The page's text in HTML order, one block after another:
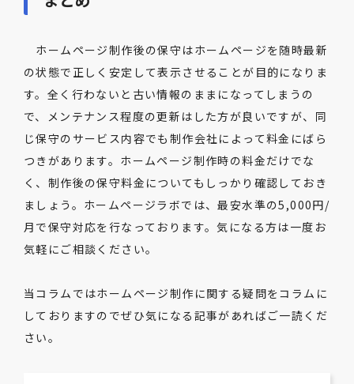
ホームページ制作後の保守はホームページを随時最新
の状態で正しく安定して表示させることが目的になりま
す。全く行わないと古い情報のままになってしまうの
で、メンテナンス程度の更新はした方が良いですが、同
じ保守のサービス内容でも制作会社によって料金にばら
つきがあります。ホームページ制作時の料金だけでな
く、制作後の保守料金についてもしっかり確認しておき
ましょう。ホームページラボでは、最安水準の5,000円/
月で保守対応を行なっております。気になる方は一度お
気軽にご相談ください。
当コラムではホームページ制作に関する疑問をコラムに
しておりますのでぜひ気になる記事があればご一読くだ
さい。